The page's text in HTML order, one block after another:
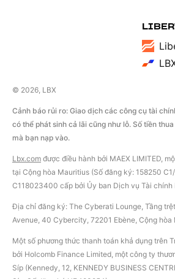
© 2026, LBX
Cảnh báo rủi ro: Giao dịch các công cụ tài
có thể phát sinh cả lãi cũng như lỗ. Số tiền
mà bạn nạp vào.
Lbx.com được điều hành bởi MAEX LIMITED,
tại Cộng hòa Mauritius (Số đăng ký: 158250
С118023400 cấp bởi Ủy ban Dịch vụ Tài chính
Địa chỉ đăng ký: The Cyberati Lounge, Tầng
Avenue, 40 Cybercity, 72201 Ebène, Cộng hòa
Một số phương thức thanh toán khả dụng trên
bởi Holcomb Finance Limited, một công ty
Síp (Kennedy, 12, KENNEDY BUSINESS